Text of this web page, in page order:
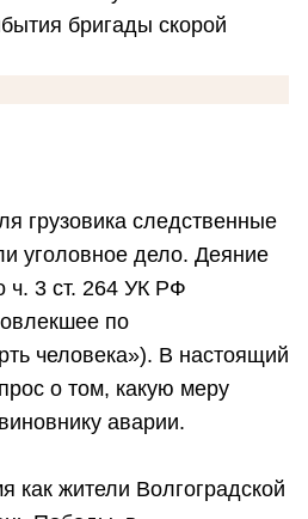
бригады скорой
грузовика следственные
уголовное дело. Деяние
ч. 3 ст. 264 УК РФ
по
человека»). В настоящий
о том, какую меру
аварии.
как жители Волгоградской